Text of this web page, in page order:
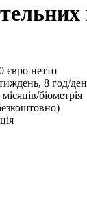
євро нетто
8 год/
біометрія